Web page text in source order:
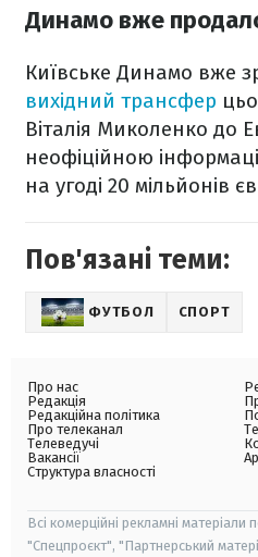
Динамо вже
Київське Динамо вже
вихідний трансфер
Віталія Миколенко до
неофіційною
на угоді 20 мільйонів
Пов'язані теми:
ФУТБОЛ СПОРТ
Про нас
Редакція
Редакційна політика
Про телеканал
Телеведучі
Вакансії
Структура власності
Всі комерційні рекламні матеріали
"Спецпроєкт", "Партнерський